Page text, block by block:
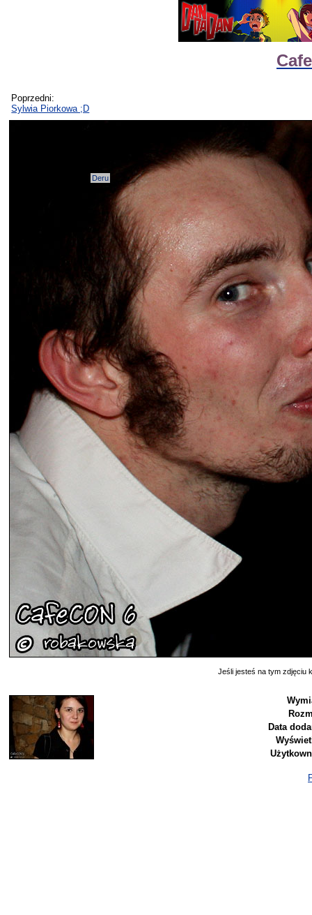
Poprzedni:
Sylwia Piorkowa ;D
Deru
Jeśli jesteś na tym zdjęciu
Data